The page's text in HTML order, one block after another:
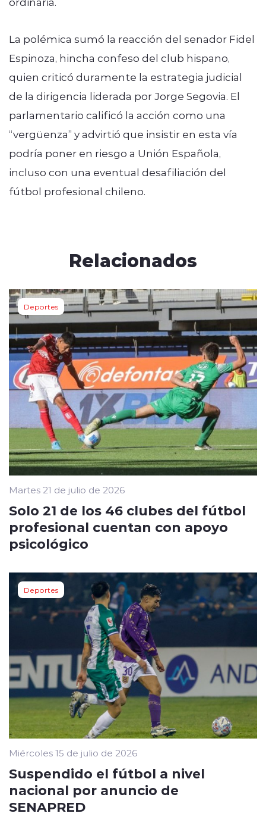
La polémica sumó la reacción del senador Fidel
Espinoza, hincha confeso del club hispano,
quien criticó duramente la estrategia judicial
de la dirigencia liderada por Jorge Segovia. El
parlamentario calificó la acción como una
“vergüenza” y advirtió que insistir en esta vía
podría poner en riesgo a Unión Española,
incluso con una eventual desafiliación del
fútbol profesional chileno.
Relacionados
Deportes
Martes 21 de julio de 2026
Solo 21 de los 46 clubes del fútbol
profesional cuentan con apoyo
psicológico
Deportes
Miércoles 15 de julio de 2026
Suspendido el fútbol a nivel
nacional por anuncio de
SENAPRED